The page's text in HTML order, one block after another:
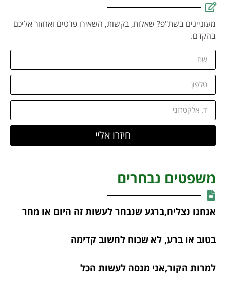
מעוניינים בשת"פ? שאלות, בקשות, השאירו פרטים ואחזור אליכם
בהקדם.
חיזרו אליי
משפטים נבחרים
אנחנו נצליח,ברגע שנבחר לעשות זה היום או מחר
בטוב או ברע, לא שכוח לחשוב קדימה
למרות הקור,אני מנסה לעשות הכל